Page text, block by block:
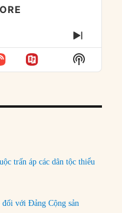
NEXT
Show
Podcast
trấn áp các dân tộc thiểu
với Đảng Cộng sản